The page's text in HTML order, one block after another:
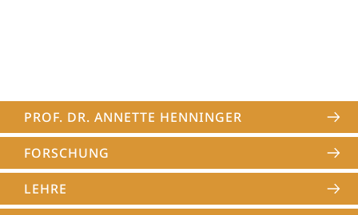
PROF. DR. ANNETTE HENNINGER
FORSCHUNG
LEHRE